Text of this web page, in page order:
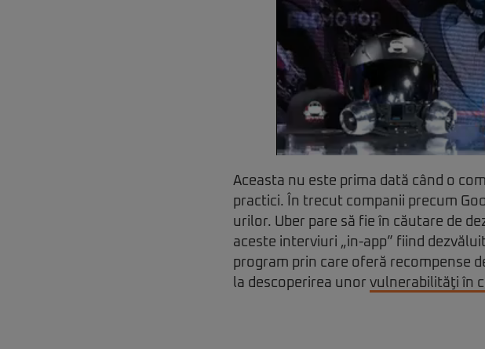
Aceasta nu este prima dată când o
practici. În trecut companii precum
urilor. Uber pare să fie în căutare de
aceste interviuri „in-app” fiind
program prin care oferă recompense
la descoperirea unor vulnerabilităţi în